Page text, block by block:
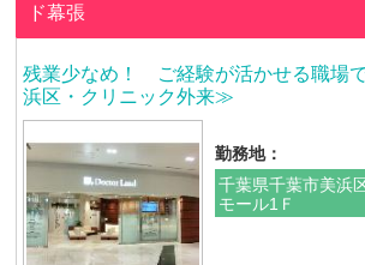
ド幕張
残業少なめ！ ご経験が活かせる職
浜区・クリニック外来≫
勤務地：
千葉県千葉市美浜
モール1Ｆ